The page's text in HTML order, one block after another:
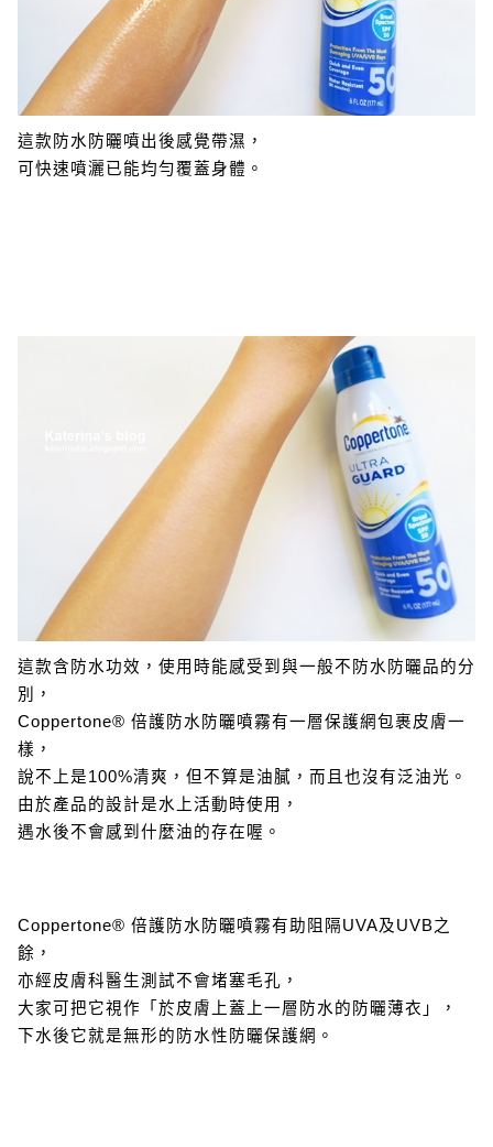
這款防水防曬噴出後感覺帶濕，
可快速噴灑已能均勻覆蓋身體。
這款含防水功效，使用時能感受到與一般不防水防曬品的分
別，
Coppertone® 倍護防水防曬噴霧有一層保護網包裹皮膚一
樣，
說不上是100%清爽，但不算是油膩，而且也沒有泛油光。
由於產品的設計是水上活動時使用，
遇水後不會感到什麼油的存在喔。
Coppertone® 倍護防水防曬噴霧有助阻隔UVA及UVB之
餘，
亦經皮膚科醫生測試不會堵塞毛孔，
大家可把它視作「於皮膚上蓋上一層防水的防曬薄衣」，
下水後它就是無形的防水性防曬保護網。